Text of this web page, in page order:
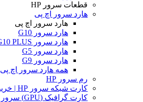
قطعات سرور HP
هارد سرور اچ پی
هارد سرور اچ پی
هارد سرور G10
هارد سرور G10 PLUS
هارد سرور G5
هارد سرور G9
همه هارد سرور اچ پی
رم سرور HP
کارت شبکه سرور HP | خرید کارت شبکه HP
کارت گرافیک (GPU) سرور HP